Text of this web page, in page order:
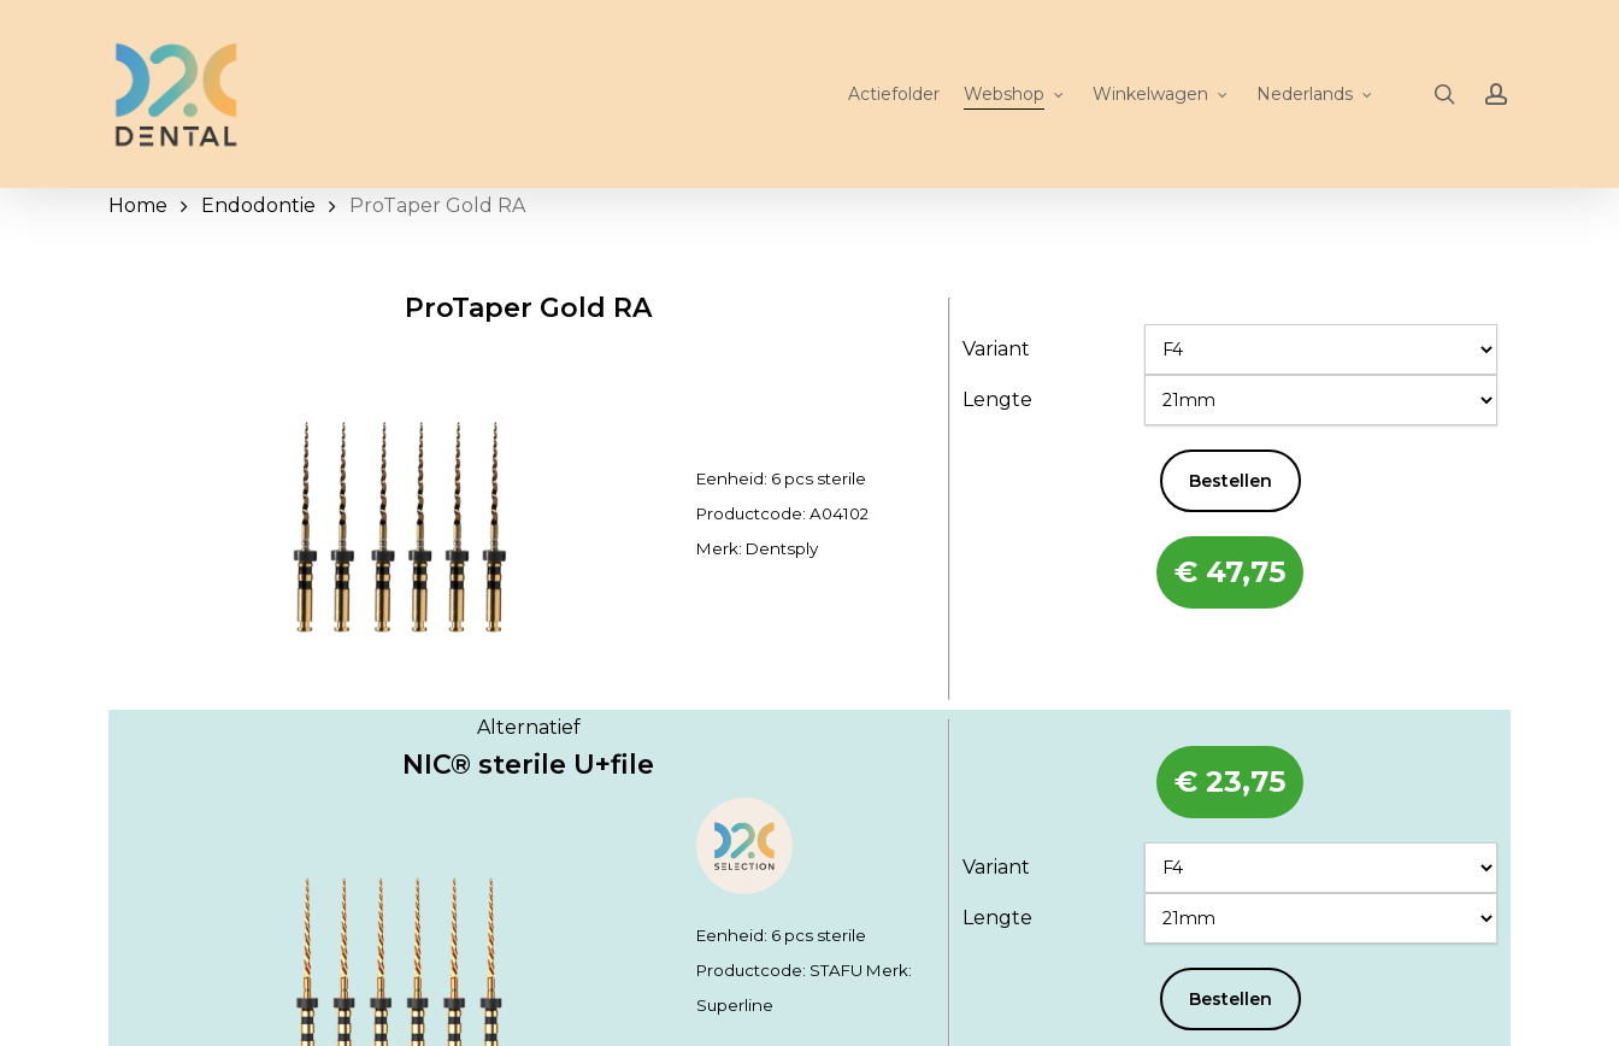
Actiefolder Webshop Winkelwagen Nederlands searchaccount
Home Endodontie ProTaper Gold RA
ProTaper Gold RA
Eenheid: 6 pcs sterile
Productcode:A04102
Merk: Dentsply
Variant
Lengte
Bestellen
€ 47,75
Alternatief
NIC® sterile U+file
Eenheid: 6 pcs sterile
Productcode: STAFU Merk:
Superline
€ 23,75
Variant
Lengte
Bestellen